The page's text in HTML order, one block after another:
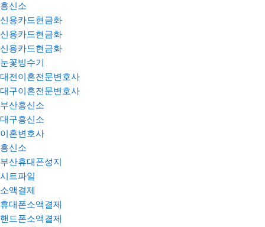
흥신소
신용카드현금화
신용카드현금화
신용카드현금화
눈꽃빙수기
대전이혼전문변호사
대구이혼전문변호사
부산흥신소
대구흥신소
이혼변호사
흥신소
부산휴대폰성지
시트파일
소액결제
휴대폰소액결제
핸드폰소액결제